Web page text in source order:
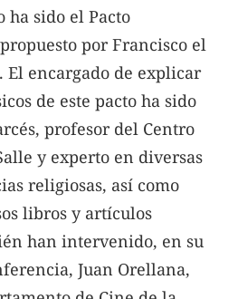
ha sido el Pacto
por Francisco el
El encargado de explicar
de este pacto ha sido
profesor del Centro
y experto en diversas
religiosas, así como
libros y artículos
han intervenido, en su
Juan Orellana,